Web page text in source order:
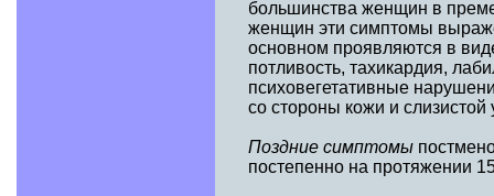
большинства женщин в
женщин эти симптомы
основном проявляются в
потливость, тахикардия,
психовегетативные
со стороны кожи и слизистой
Поздние симптомы
постепенно на протяжении